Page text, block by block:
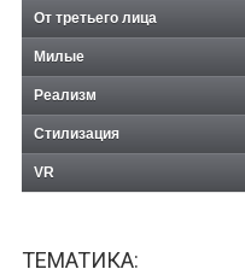
От третьего лица
Милые
Реализм
Стилизация
VR
ТЕМАТИКА: